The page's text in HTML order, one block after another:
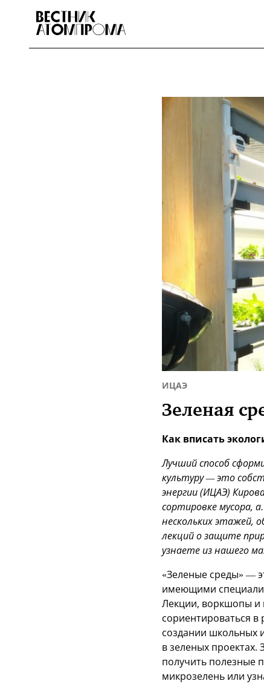
ИЦАЭ
Зеленая
Как вписать
Лучший способ
культуру — это
энергии (ИЦАЭ)
сортировке мусора,
нескольких этажей,
лекций о защите
узнаете из нашего
«Зеленые среды» —
имеющими
Лекции, воркшопы и
сориентироваться
создании школьных
в зеленых проектах.
получить полезные
микрозелень или